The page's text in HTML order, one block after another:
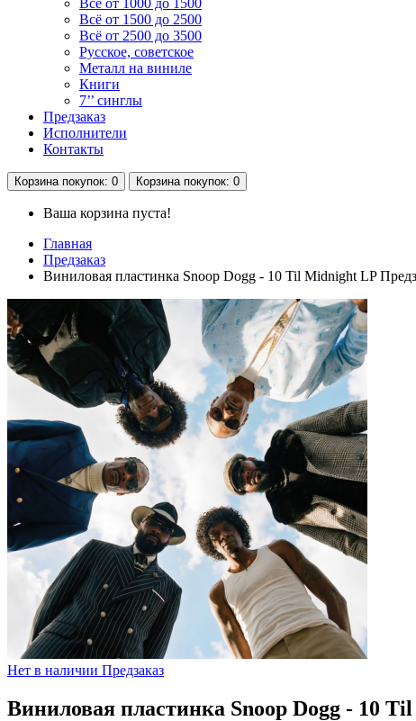
Всё от 1500 до 2500
Всё от 2500 до 3500
Русское, советское
Металл на виниле
Книги
7’’ синглы
Предзаказ
Исполнители
Контакты
Корзина покупок: 0 Корзина покупок: 0
Ваша корзина пуста!
Главная
Предзаказ
Виниловая пластинка Snoop Dogg - 10 Til Midnight LP
Нет в наличии Предзаказ
Виниловая пластинка Snoop Dogg - 10